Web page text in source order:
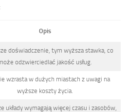
Opis
doświadczenie, tym wyższa stawka, co
odzwierciedlać jakość usług.
wzrasta w dużych miastach z uwagi na
wyższe koszty życia.
układy wymagają więcej czasu i zasobów,